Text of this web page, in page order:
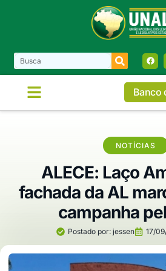
Banco
NOTÍCIAS
ALECE: Laço
fachada da AL
campanha
Postado por: jessen 17/